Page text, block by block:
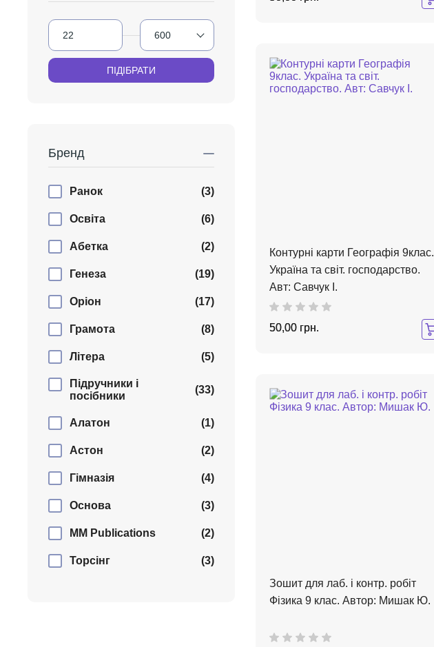
Контурні карти Географія 9клас.
Україна та світ. господарство.
Авт: Савчук І.
50,00 грн.
Зошит для лаб. і контр. робіт
Фізика 9 клас. Автор: Мишак Ю.
Бренд
Ранок (3)
Освіта (6)
Абетка (2)
Генеза (19)
Оріон (17)
Грамота (8)
Літера (5)
Підручники і
посібники
(33)
Алатон (1)
Астон (2)
Гімназія (4)
Основа (3)
MM Publications (2)
Торсінг (3)